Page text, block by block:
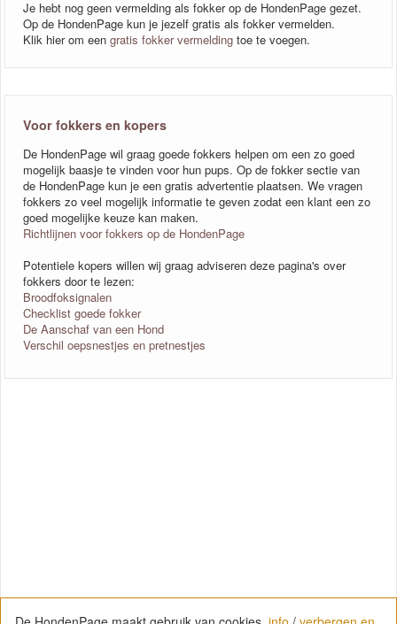
Je hebt nog geen vermelding als fokker op de HondenPage gezet.
Op de HondenPage kun je jezelf gratis als fokker vermelden.
Klik hier om een gratis fokker vermelding toe te voegen.
Voor fokkers en kopers
De HondenPage wil graag goede fokkers helpen om een zo goed
mogelijk baasje te vinden voor hun pups. Op de fokker sectie van
de HondenPage kun je een gratis advertentie plaatsen. We vragen
fokkers zo veel mogelijk informatie te geven zodat een klant een zo
goed mogelijke keuze kan maken.
Richtlijnen voor fokkers op de HondenPage
Potentiele kopers willen wij graag adviseren deze pagina's over
fokkers door te lezen:
Broodfoksignalen
Checklist goede fokker
De Aanschaf van een Hond
Verschil oepsnestjes en pretnestjes